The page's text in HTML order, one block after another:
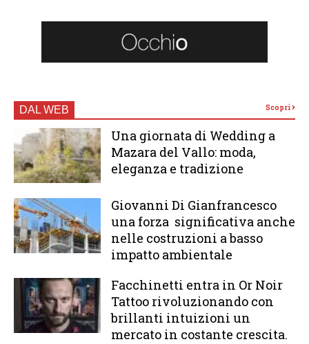
DAL WEB Scopri
Una giornata di Wedding a
Mazara del Vallo: moda,
eleganza e tradizione
Giovanni Di Gianfrancesco
una forza significativa anche
nelle costruzioni a basso
impatto ambientale
Facchinetti entra in Or Noir
Tattoo rivoluzionando con
brillanti intuizioni un
mercato in costante crescita.